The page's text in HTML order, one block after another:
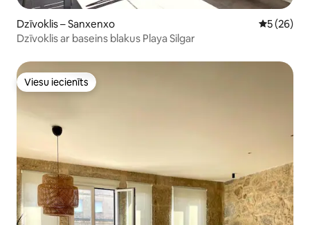
Dzīvoklis – Sanxenxo Vidējais
5 (26)
Dzīvoklis ar baseins blakus Playa Silgar
Viesu iecienīts
Viesu iecienīts